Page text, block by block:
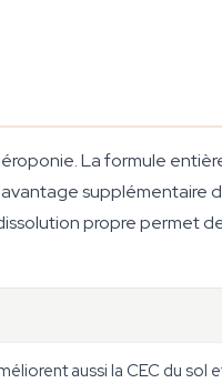
La formule
supplémentaire
propre permet
aussi la CEC du sol